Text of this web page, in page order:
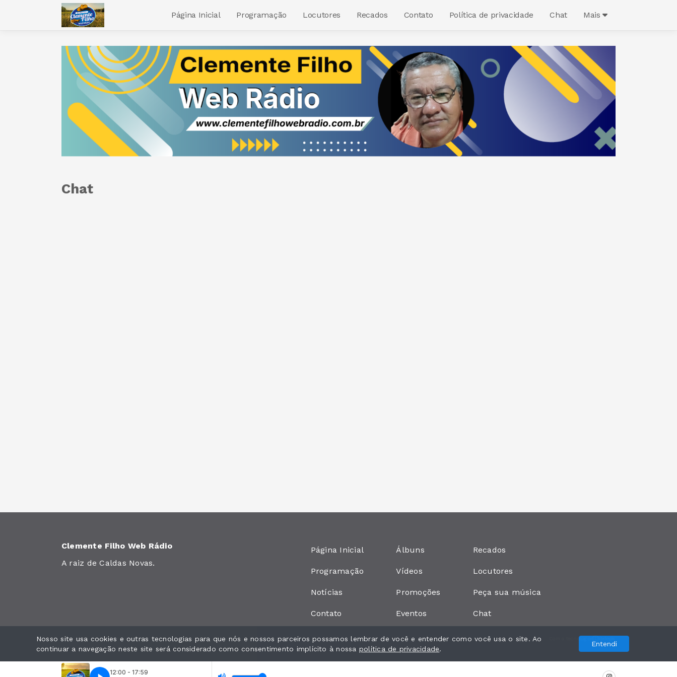
12:00 - 17:59
Página Inicial Programação Locutores Recados Contato Política de privacidade Chat Mais
Chat
Clemente Filho Web Rádio
A raiz de Caldas Novas.
Página Inicial
Programação
Notícias
Contato
Álbuns
Vídeos
Promoções
Eventos
Recados
Locutores
Peça sua música
Chat
Todos os direitos reservados. Com a tecnologia
Nosso site usa cookies e outras tecnologias para que nós e nossos parceiros possamos lembrar de você e entender como você usa o site. Ao
continuar a navegação neste site será considerado como consentimento implícito à nossa política de privacidade.
Entendi